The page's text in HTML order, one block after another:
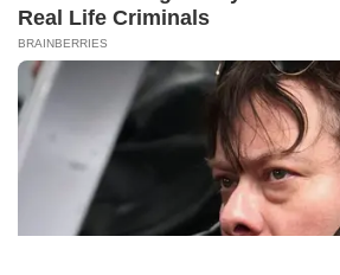
Kabarbaru.co
Follow Kabarbaru